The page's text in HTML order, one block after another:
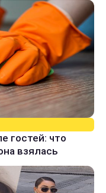
гостей: что
взялась